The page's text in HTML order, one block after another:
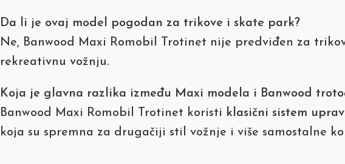
Da li je ovaj model pogodan za trikove i skate park?
Ne, Banwood Maxi Romobil Trotinet nije predviđen za
rekreativnu vožnju.
Koja je glavna razlika između Maxi modela i Banwood
Banwood Maxi Romobil Trotinet koristi klasični sistem
koja su spremna za drugačiji stil vožnje i više samostalne